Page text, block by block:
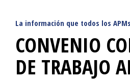
La información que todos los
CONVENIO
DE TRABAJO